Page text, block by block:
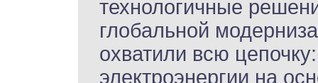
технологичные
глобальной
охватили всю
электроэнергии на